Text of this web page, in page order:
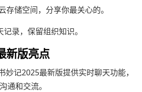
存储空间，分享你最关心的。
录，保留组织知识。
新版亮点
妙记2025最新版提供实时聊天功能，
通和交流。